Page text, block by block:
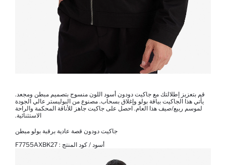
قم بتعزيز إطلالتك مع جاكيت دودون أسود اللون منسوج بتصميم مبطن ومجعد.
يأتي هذا الجاكيت بياقة بولو وإغلاق بسحاب. مصنوع من البوليستر عالي الجودة
لموسم ربيع/صيف هذا العام. احصل على جاكيت جاهز للأناقة المحكمة والراحة
الاستثنائية.
جاكيت دودون قصة عادية برقبة بولو مبطن
أسود / كود المنتج : F7755AXBK27